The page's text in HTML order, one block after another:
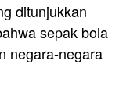
ditunjukkan
sepak bola
negara-negara